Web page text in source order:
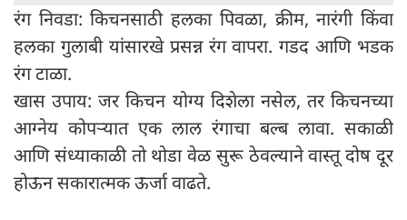
रंग निवडा: किचनसाठी हलका पिवळा, क्रीम, नारंगी किंवा
हलका गुलाबी यांसारखे प्रसन्न रंग वापरा. गडद आणि भडक
रंग टाळा.
खास उपाय: जर किचन योग्य दिशेला नसेल, तर किचनच्या
आग्नेय कोपऱ्यात एक लाल रंगाचा बल्ब लावा. सकाळी
आणि संध्याकाळी तो थोडा वेळ सुरू ठेवल्याने वास्तू दोष दूर
होऊन सकारात्मक ऊर्जा वाढते.